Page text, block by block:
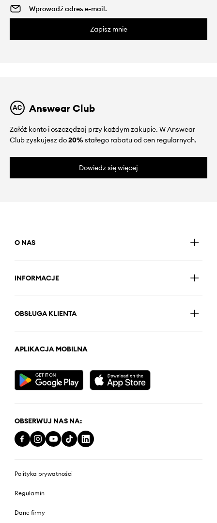
Zapisz mnie
Answear Club
Załóż konto i oszczędzaj przy każdym zakupie. W Answear
Club zyskujesz do20%stałego rabatu od cen regularnych.
Dowiedz się więcej
O NAS
INFORMACJE
OBSŁUGA KLIENTA
APLIKACJA MOBILNA
OBSERWUJ NAS NA:
Polityka prywatności
Regulamin
Dane firmy